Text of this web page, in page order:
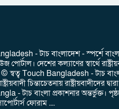
- টাচ বাংলাদেশ - স্পর্শে
পোর্টাল। দেশের কল্যাণের স্বার্থে
‎© স্বত্ব Touch Bangladesh - টাচ
চিন্তাচেতনায় রাষ্ট্রীয়বাদীদের
- টাচ বাংলা প্রকাশনার অন্তর্ভুক্ত।
ফোরাম ....